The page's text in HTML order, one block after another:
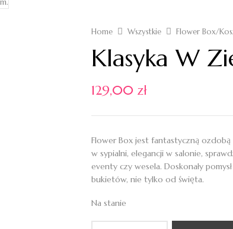
Home Wszystkie Flower Box/
Klasyka W
129,00zł
Flower Box jest fantastyczną
w sypialni, elegancji w salonie,
eventy czy wesela. Doskonały
bukietów, nie tylko od święta.
Na stanie